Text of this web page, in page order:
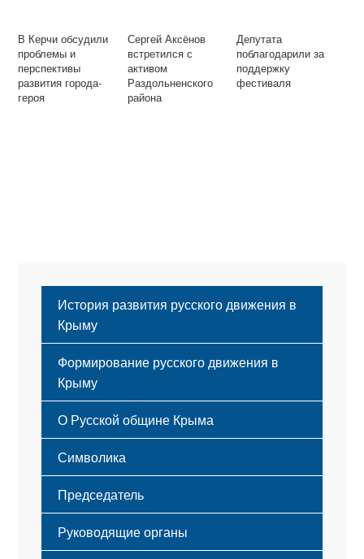
В Керчи обсудили
проблемы и
перспективы
развития города-
героя
Сергей Аксёнов
встретился с
активом
Раздольненского
района
Депутата
поблагодарили за
поддержку
фестиваля
История развития русского движения в
Крыму
Формирование русского движения в
Крыму
Русский Крым
О Русской общине Крыма
Этапы становления
Принципы деятельности
Структура
Мероприятия
Символика
Флаг
Герб
Гимн
Председатель
Руководящие органы